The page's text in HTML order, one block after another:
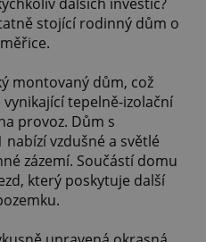
dalších investic?
stojící rodinný dům o
montovaný dům, což
tepelně-izolační
provoz. Dům s
vzdušné a světlé
zázemí. Součástí domu
který poskytuje další